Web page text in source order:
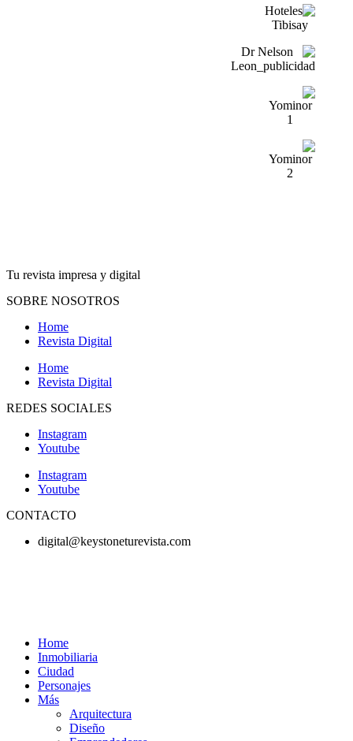
Tu revista impresa y digital
SOBRE NOSOTROS
Home
Revista Digital
Home
Revista Digital
REDES SOCIALES
Instagram
Youtube
Instagram
Youtube
CONTACTO
digital@keystoneturevista.com
Home
Inmobiliaria
Ciudad
Personajes
Más
Arquitectura
Diseño